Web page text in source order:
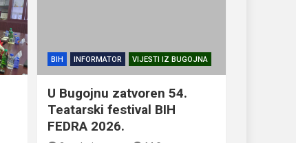
BIH INFORMATOR VIJESTI IZ BUGOJNA
U Bugojnu zatvoren 54.
Teatarski festival BIH
FEDRA 2026.